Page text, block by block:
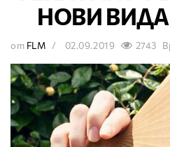
НОВИ
от FLM 02.09.2019 2743